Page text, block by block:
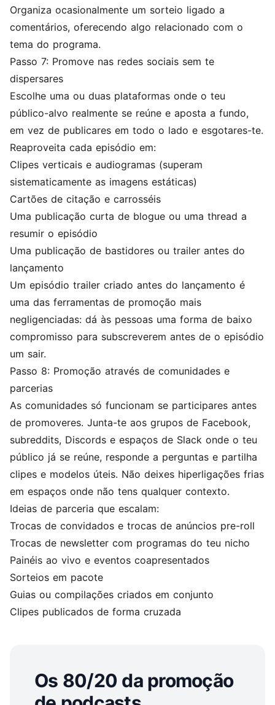
Organiza ocasionalmente um sorteio ligado a
comentários, oferecendo algo relacionado com o
tema do programa.
Passo 7: Promove nas redes sociais sem te
dispersares
Escolhe uma ou duas plataformas onde o teu
público-alvo realmente se reúne e aposta a fundo,
em vez de publicares em todo o lado e esgotares-te.
Reaproveita cada episódio em:
Clipes verticais e audiogramas (superam
sistematicamente as imagens estáticas)
Cartões de citação e carrosséis
Uma publicação curta de blogue ou uma thread a
resumir o episódio
Uma publicação de bastidores ou trailer antes do
lançamento
Um episódio trailer criado antes do lançamento é
uma das ferramentas de promoção mais
negligenciadas: dá às pessoas uma forma de baixo
compromisso para subscreverem antes de o episódio
um sair.
Passo 8: Promoção através de comunidades e
parcerias
As comunidades só funcionam se participares antes
de promoveres. Junta-te aos grupos de Facebook,
subreddits, Discords e espaços de Slack onde o teu
público já se reúne, responde a perguntas e partilha
clipes e modelos úteis. Não deixes hiperligações frias
em espaços onde não tens qualquer contexto.
Ideias de parceria que escalam:
Trocas de convidados e trocas de anúncios pre-roll
Trocas de newsletter com programas do teu nicho
Painéis ao vivo e eventos coapresentados
Sorteios em pacote
Guias ou compilações criados em conjunto
Clipes publicados de forma cruzada
Os 80/20 da promoção